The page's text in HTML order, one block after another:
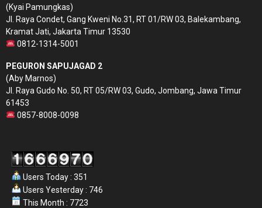
(Kyai Pamungkas)
Jl. Raya Condet, Gang Kweni No.31, RT 01/RW 03, Balekambang,
Kramat Jati, Jakarta Timur 13530
0812-1314-5001
PEGURON SAPUJAGAD 2
(Aby Marnos)
Jl. Raya Gudo No. 50, RT 05/RW 03, Gudo, Jombang, Jawa Timur
61453
0857-8008-0098
Users Today : 351
Users Yesterday : 746
This Month : 7723